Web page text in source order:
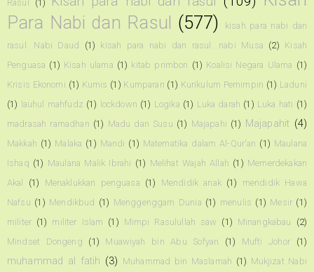
Rasul (1)
Para Nabi dan Rasul (577)
kisah para nabi dan
rasul. Nabi Daud
(1) kisah para nabi dan rasul. nabi Musa (2) Kisah
Penguasa (1) Kisah ulama (1) kitab primbon (1) Koalisi Negara Ulama (1)
Krisis Ekonomi (1) Kumis (1) Kumparan (1) Kurikulum Pemimpin (1) Laduni
(1) lauhul mahfudz (1) lockdown (1) Logika (1) Luka darah (1) Luka hati (1)
madrasah ramadhan (1) Madu dan Susu (1) Majapahi (1) Majapahit (4)
Makkah (1) Malaka (1) Mandi (1) Matematika dalam Al-Qur'an (1) Maulana
Ishaq (1) Maulana Malik Ibrahi (1) Melihat Wajah Allah (1) Memerdekakan
Akal
(1) Menaklukkan penguasa (1) Mendidik anak (1)
mendidik Hawa
Nafsu (1) Mendikbud (1) Menggenggam Dunia (1) menulis (1) Mesir (1)
militer (1) militer Islam (1) Mimpi Rasulullah saw (1) Minangkabau
(2)
Mindset Dongeng
(1) Muawiyah bin Abu Sofyan (1) Mufti Johor (1)
muhammad al fatih (3) Muhammad bin Maslamah (1) Mukjizat Nabi